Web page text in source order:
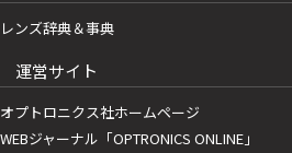
レンズ辞典＆事典
運営サイト
オプトロニクス社ホームページ
WEBジャーナル「OPTRONICS ONLINE」